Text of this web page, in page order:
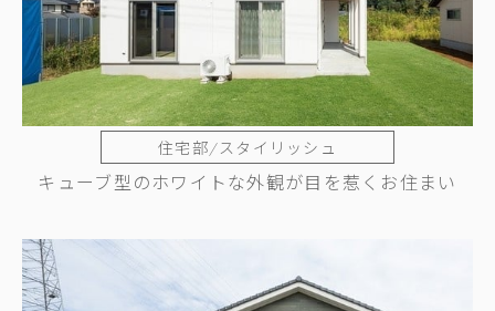
住宅部/スタイリッシュ
キューブ型のホワイトな外観が目を惹くお住まい